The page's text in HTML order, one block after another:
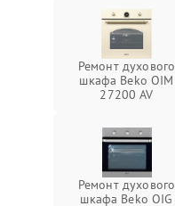
Ремонт духового
шкафа Beko OIM
27200 AV
Ремонт духового
шкафа Beko OIG